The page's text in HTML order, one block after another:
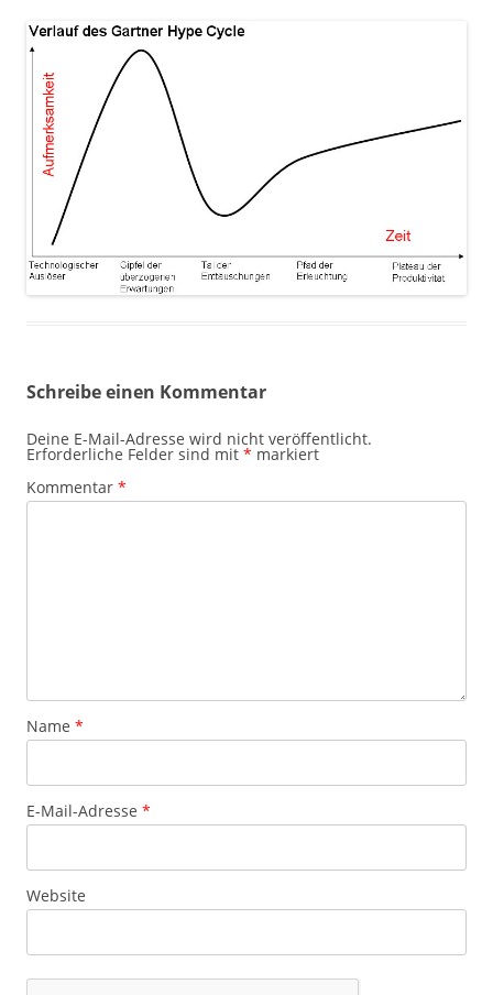
Schreibe einen Kommentar
Deine E-Mail-Adresse wird nicht veröffentlicht.
Erforderliche Felder sind mit * markiert
Kommentar *
Name *
E-Mail-Adresse *
Website